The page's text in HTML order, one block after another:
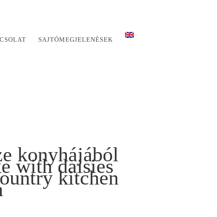
SAJTÓMEGJELENÉSEK
konyhájából
with daisies
kitchen